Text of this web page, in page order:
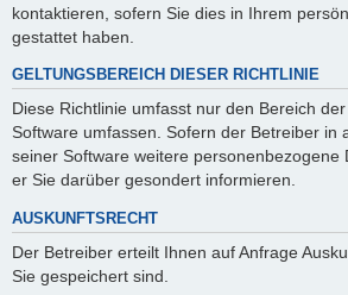
kontaktieren, sofern Sie dies in Ihrem
gestattet haben.
GELTUNGSBEREICH DIESER RICHTLINIE
Diese Richtlinie umfasst nur den Bereich
Software umfassen. Sofern der Betreiber in
seiner Software weitere personenbezogene
er Sie darüber gesondert informieren.
AUSKUNFTSRECHT
Der Betreiber erteilt Ihnen auf Anfrage
Sie gespeichert sind.